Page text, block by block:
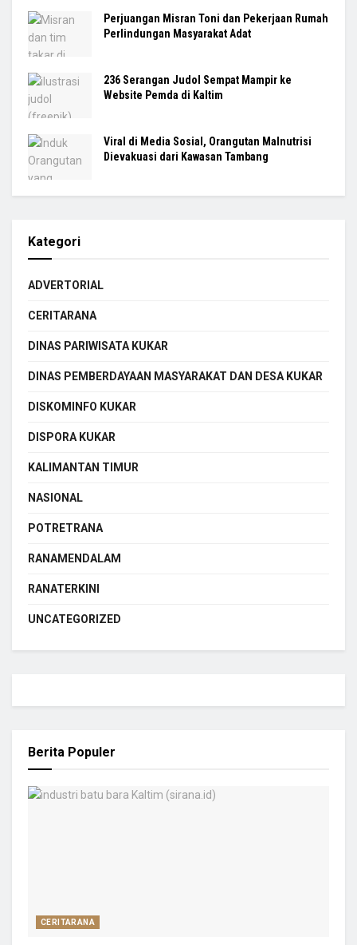
Perjuangan Misran Toni dan Pekerjaan Rumah
Perlindungan Masyarakat Adat
236 Serangan Judol Sempat Mampir ke
Website Pemda di Kaltim
Viral di Media Sosial, Orangutan Malnutrisi
Dievakuasi dari Kawasan Tambang
Kategori
ADVERTORIAL
CERITARANA
DINAS PARIWISATA KUKAR
DINAS PEMBERDAYAAN MASYARAKAT DAN DESA KUKAR
DISKOMINFO KUKAR
DISPORA KUKAR
KALIMANTAN TIMUR
NASIONAL
POTRETRANA
RANAMENDALAM
RANATERKINI
UNCATEGORIZED
Berita Populer
CERITARANA